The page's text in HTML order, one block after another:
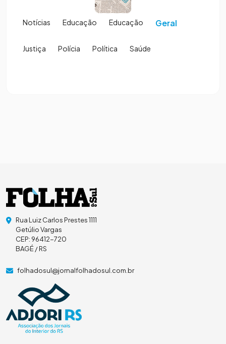
Notícias Educação Educação Geral
Justiça Polícia Política Saúde
Rua Luiz Carlos Prestes 1111
Getúlio Vargas
CEP: 96412-720
BAGÉ / RS
folhadosul@jornalfolhadosul.com.br